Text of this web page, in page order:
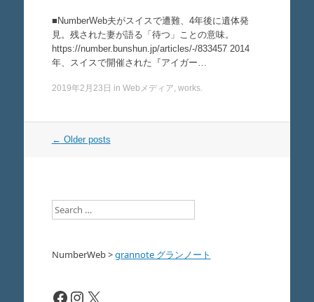
■NumberWeb夫がスイスで遭難、4年後に遺体発
見。残された妻が語る「待つ」ことの意味。
https://number.bunshun.jp/articles/-/833457 2014
年、スイスで開催された『アイガー…
2019年2月23日 in Webメディア, works.
Post
← Older posts
Search
NumberWeb>grannote グランノート
Facebook
Instagram
X